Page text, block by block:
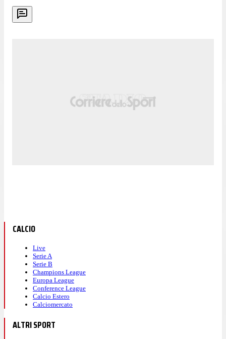
CALCIO
Live
Serie A
Serie B
Champions League
Europa League
Conference League
Calcio Estero
Calciomercato
ALTRI SPORT